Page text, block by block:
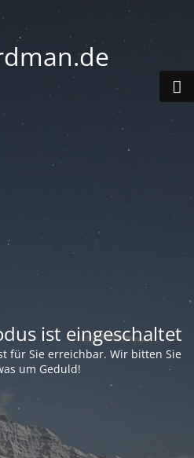
ist eingeschaltet
für Sie erreichbar. Wir bitten Sie
um Geduld!